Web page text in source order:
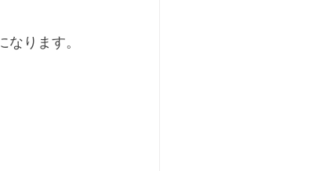
ります。